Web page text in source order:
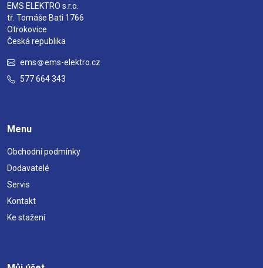
EMS ELEKTRO s.r.o.
tř. Tomáše Bati 1766
Otrokovice
Česká republika
ems
ems-elektro.cz
577 664 343
Menu
Obchodní podmínky
Dodavatelé
Servis
Kontakt
Ke stažení